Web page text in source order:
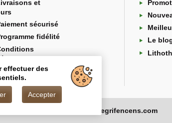
et
sécurisé
fidélité
des
Le
effectuer des
Accepter
Copyright © 2026 - Degrifencens.com